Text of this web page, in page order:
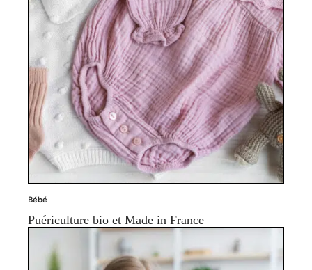
Bébé
Puériculture bio et Made in France